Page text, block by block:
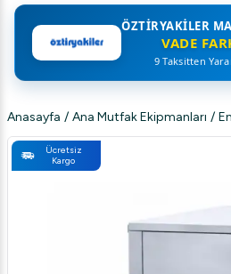
ÖZTIRYAKILER
VADE
9 Taksitten
Anasayfa / Ana Mutfak Ekipmanları /
Ücretsiz
Kargo